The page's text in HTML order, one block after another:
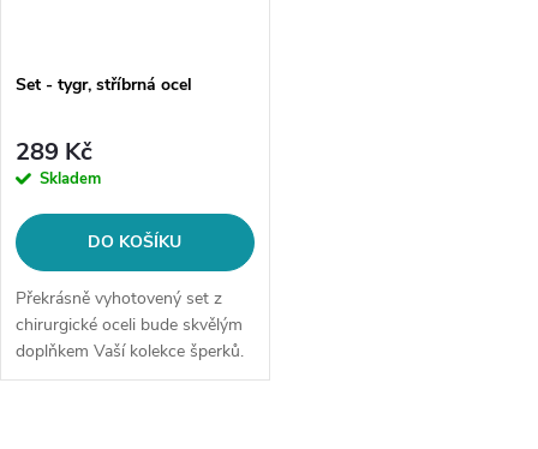
Set - tygr, stříbrná ocel
289 Kč
Skladem
DO KOŠÍKU
Překrásně vyhotovený set z
chirurgické oceli bude skvělým
doplňkem Vaší kolekce šperků.
Materiál: chirurgická ocel